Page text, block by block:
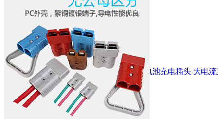
50A600V 灰色连接器 圣恩迪连接器 锂电池充电插头 大电